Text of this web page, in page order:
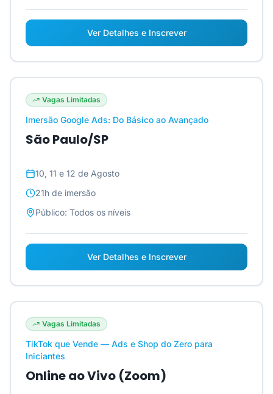
Ver Detalhes e Inscrever
Vagas Limitadas
Imersão Google Ads: Do Básico ao Avançado
São Paulo/SP
10, 11 e 12 de Agosto
21h de imersão
Público: Todos os níveis
Ver Detalhes e Inscrever
Vagas Limitadas
TikTok que Vende — Ads e Shop do Zero para
Iniciantes
Online ao Vivo (Zoom)